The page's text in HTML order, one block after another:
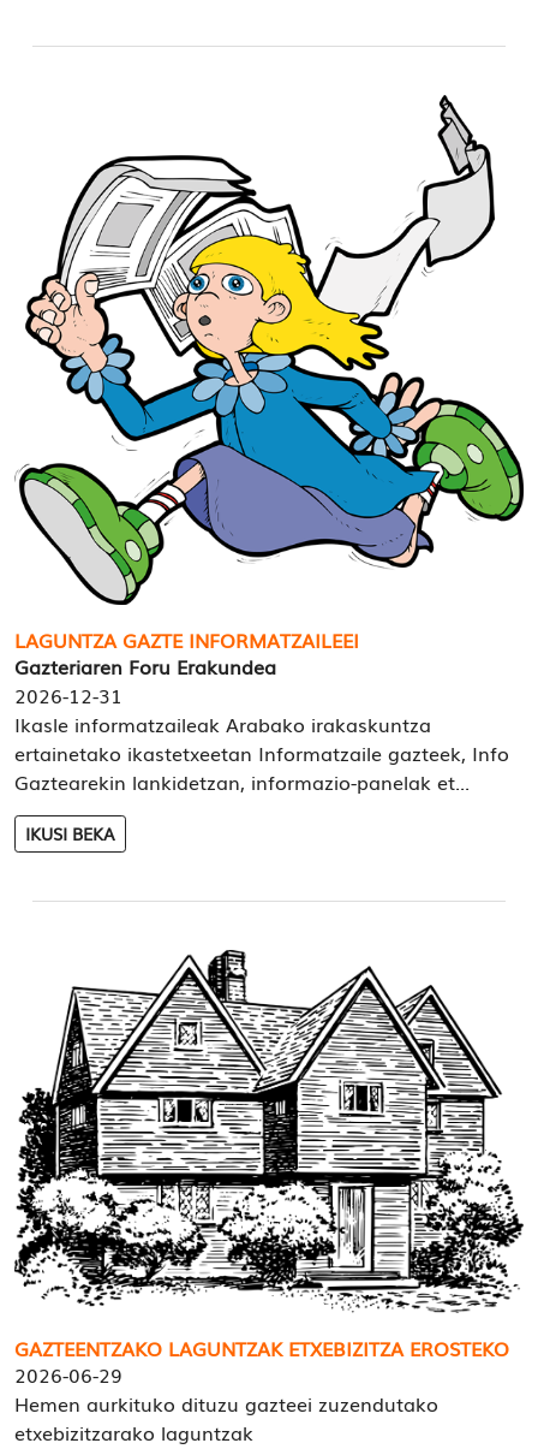
LAGUNTZA GAZTE INFORMATZAILEEI
Gazteriaren Foru Erakundea
2026-12-31
Ikasle informatzaileak Arabako irakaskuntza
ertainetako ikastetxeetan Informatzaile gazteek, Info
Gaztearekin lankidetzan, informazio-panelak et...
IKUSI BEKA
GAZTEENTZAKO LAGUNTZAK ETXEBIZITZA EROSTEKO
2026-06-29
Hemen aurkituko dituzu gazteei zuzendutako
etxebizitzarako laguntzak